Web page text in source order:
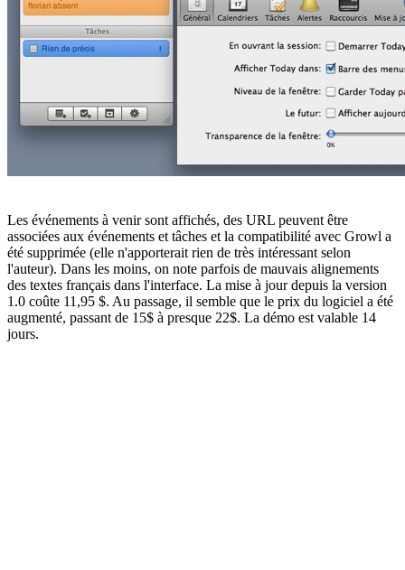
Les événements à venir sont affichés, des URL peuvent être
associées aux événements et tâches et la compatibilité avec Growl a
été supprimée (elle n'apporterait rien de très intéressant selon
l'auteur). Dans les moins, on note parfois de mauvais alignements
des textes français dans l'interface. La mise à jour depuis la version
1.0 coûte 11,95 $. Au passage, il semble que le prix du logiciel a été
augmenté, passant de 15$ à presque 22$. La démo est valable 14
jours.